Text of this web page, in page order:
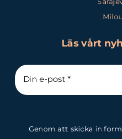
Milou
Läs vårt
Genom att skicka in